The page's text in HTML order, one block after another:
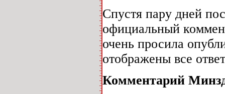
Спустя пару дней
официальный
очень просила
отображены все
Комментарий